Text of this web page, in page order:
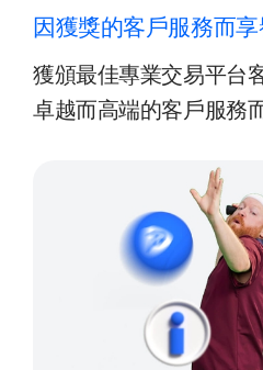
因獲獎的客戶服務而享
獲頒最佳專業交易平台
卓越而高端的客戶服務